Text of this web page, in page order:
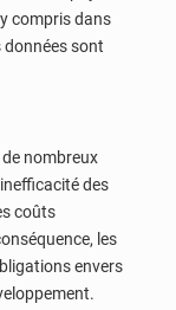
compris dans
données sont
nombreux
des
coûts
les
envers